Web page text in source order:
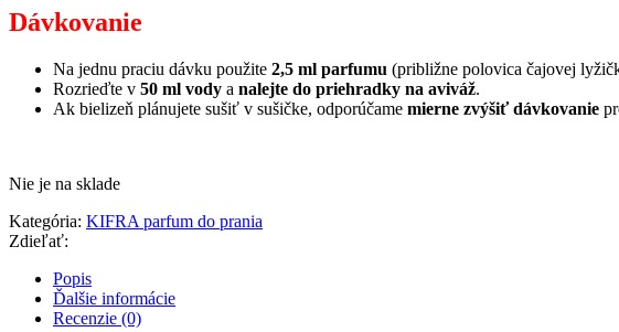
Dávkovanie
Na jednu praciu dávku použite 2,5 ml parfumu (približne polovica čajovej
Rozrieďte v 50 ml vody a nalejte do priehradky na aviváž.
Ak bielizeň plánujete sušiť v sušičke, odporúčame mierne zvýšiť dávkovanie
Nie je na sklade
Kategória: KIFRA parfum do prania
Zdieľať:
Popis
Ďalšie informácie
Recenzie (0)